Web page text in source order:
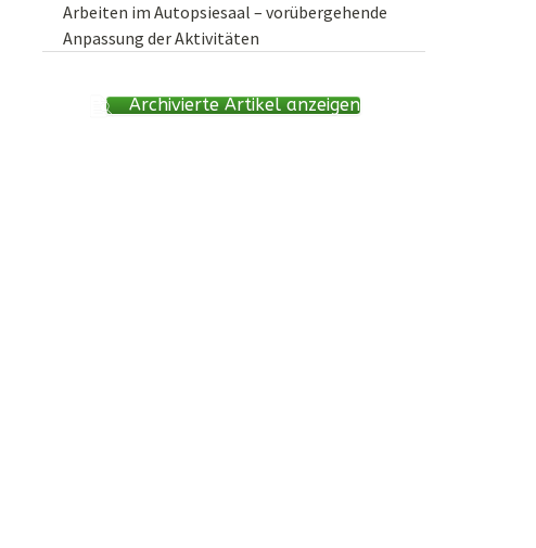
Arbeiten im Autopsiesaal – vorübergehende
Anpassung der Aktivitäten
Archivierte Artikel anzeigen